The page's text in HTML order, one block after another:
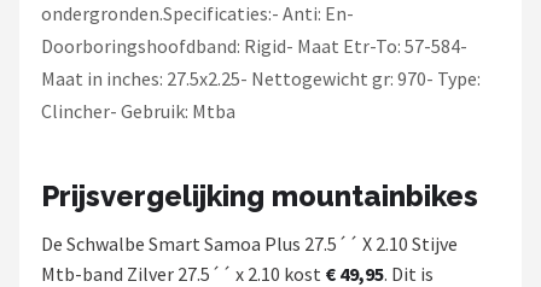
ondergronden.Specificaties:- Anti: En-
Doorboringshoofdband: Rigid- Maat Etr-To: 57-584-
Maat in inches: 27.5x2.25- Nettogewicht gr: 970- Type:
Clincher- Gebruik: Mtba
Prijsvergelijking mountainbikes
De Schwalbe Smart Samoa Plus 27.5´´ X 2.10 Stijve
Mtb-band Zilver 27.5´´ x 2.10 kost € 49,95. Dit is